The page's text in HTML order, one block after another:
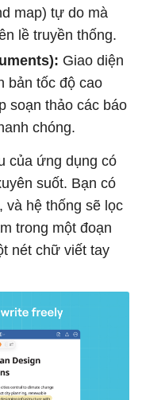
map) tự do mà
lề truyền thống.
Giao diện
bản tốc độ cao
soạn thảo các báo
chóng.
của ứng dụng có
suốt. Bạn có
và hệ thống sẽ lọc
trong một đoạn
nét chữ viết tay